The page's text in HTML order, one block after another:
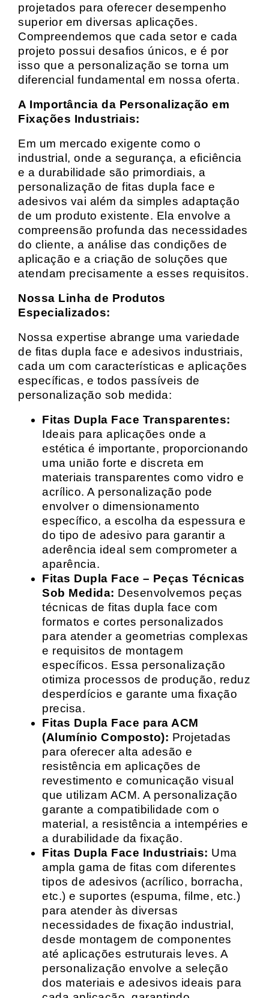
projetados para oferecer desempenho
superior em diversas aplicações.
Compreendemos que cada setor e cada
projeto possui desafios únicos, e é por
isso que a personalização se torna um
diferencial fundamental em nossa oferta.
A Importância da Personalização em
Fixações Industriais:
Em um mercado exigente como o
industrial, onde a segurança, a eficiência
e a durabilidade são primordiais, a
personalização de fitas dupla face e
adesivos vai além da simples adaptação
de um produto existente. Ela envolve a
compreensão profunda das necessidades
do cliente, a análise das condições de
aplicação e a criação de soluções que
atendam precisamente a esses requisitos.
Nossa Linha de Produtos
Especializados:
Nossa expertise abrange uma variedade
de fitas dupla face e adesivos industriais,
cada um com características e aplicações
específicas, e todos passíveis de
personalização sob medida:
Fitas Dupla Face Transparentes:
Ideais para aplicações onde a
estética é importante, proporcionando
uma união forte e discreta em
materiais transparentes como vidro e
acrílico. A personalização pode
envolver o dimensionamento
específico, a escolha da espessura e
do tipo de adesivo para garantir a
aderência ideal sem comprometer a
aparência.
Fitas Dupla Face – Peças Técnicas
Sob Medida: Desenvolvemos peças
técnicas de fitas dupla face com
formatos e cortes personalizados
para atender a geometrias complexas
e requisitos de montagem
específicos. Essa personalização
otimiza processos de produção, reduz
desperdícios e garante uma fixação
precisa.
Fitas Dupla Face para ACM
(Alumínio Composto): Projetadas
para oferecer alta adesão e
resistência em aplicações de
revestimento e comunicação visual
que utilizam ACM. A personalização
garante a compatibilidade com o
material, a resistência a intempéries e
a durabilidade da fixação.
Fitas Dupla Face Industriais: Uma
ampla gama de fitas com diferentes
tipos de adesivos (acrílico, borracha,
etc.) e suportes (espuma, filme, etc.)
para atender às diversas
necessidades de fixação industrial,
desde montagem de componentes
até aplicações estruturais leves. A
personalização envolve a seleção
dos materiais e adesivos ideais para